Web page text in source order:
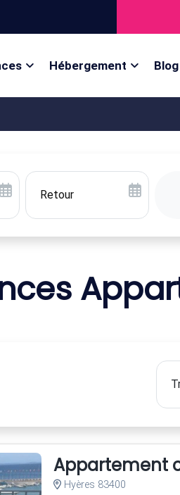
Hébergement Blog
Appartement
Hyères 83400